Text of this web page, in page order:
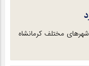
زمین لرزه ای به بزرگی ۴.۷ شهرهای مختلف کرمانشاه